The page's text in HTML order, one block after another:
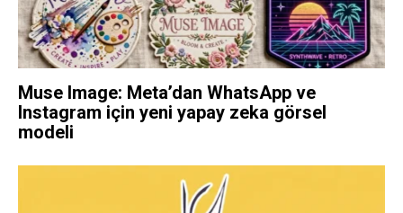
Muse Image: Meta’dan WhatsApp ve
Instagram için yeni yapay zeka görsel
modeli